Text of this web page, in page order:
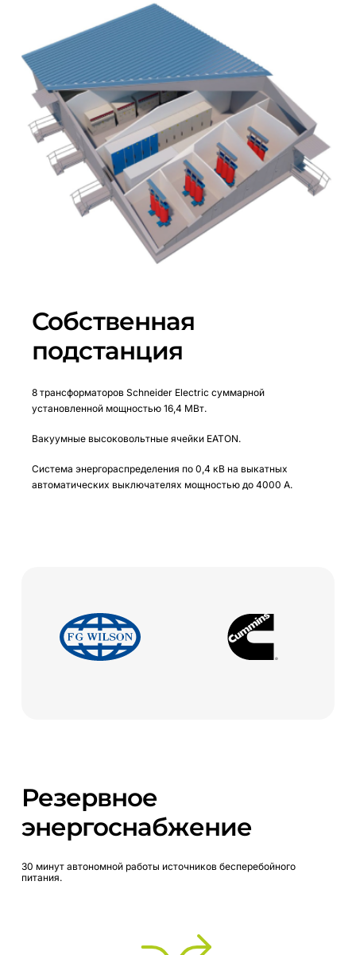
Собственная
подстанция
8 трансформаторов Schneider Electric суммарной
установленной мощностью 16,4 МВт.
Вакуумные высоковольтные ячейки EATON.
Система энергораспределения по 0,4 кВ на выкатных
автоматических выключателях мощностью до 4000 А.
Резервное
энергоснабжение
30 минут автономной работы источников бесперебойного
питания.